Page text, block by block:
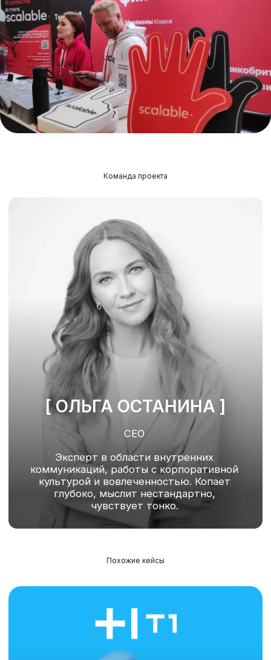
Команда проекта
Похожие кейсы
[ COMMUNICATION DAY ]
[ СТРАТЕГИЧЕСКАЯ СЕССИЯ
ДЛЯ HR-ДЕПАРТАМЕНТА
ПЕТРОВИЧ ]
КАК С НАМИ
СВЯЗАТЬСЯ
[ Оставить заявку на проект ]